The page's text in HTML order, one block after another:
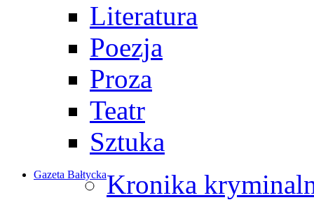
Literatura
Poezja
Proza
Teatr
Sztuka
Gazeta BałtyckaKronika